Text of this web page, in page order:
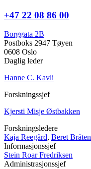
+47 22 08 86 00
Borggata 2B
Postboks 2947 Tøyen
0608 Oslo
Daglig leder
Hanne C. Kavli
Forskningssjef
Kjersti Misje Østbakken
Forskningsledere
Kaja Reegård, Beret Bråten
Informasjonssjef
Stein Roar Fredriksen
Administrasjonssjef